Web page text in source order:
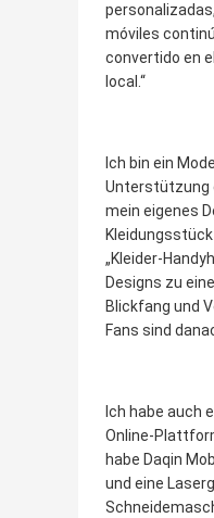
móviles
convertido en
local.“
Ich bin ein
Unterstützung
mein eigenes
„Kleider-
Designs zu
Blickfang und
Fans sind
Ich habe auch
Online-
habe Daqin
und eine